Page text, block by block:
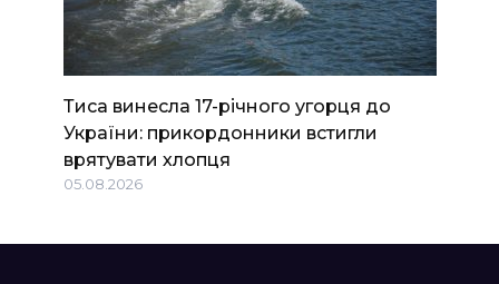
Тиса винесла 17-річного угорця до
України: прикордонники встигли
врятувати хлопця
05.08.2026